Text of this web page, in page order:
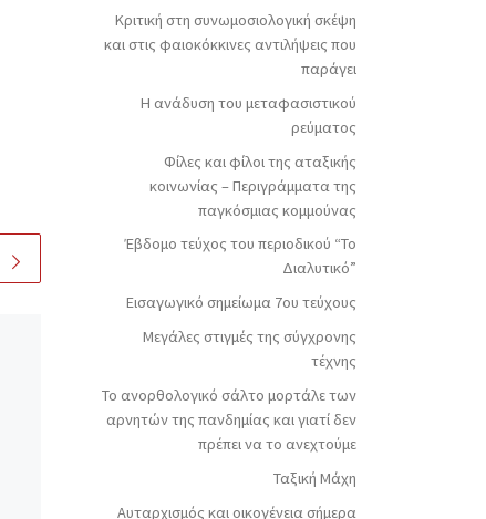
δημοσιευμένο
Δεκεμβρίου 2022
Έκτο τεύχος του
περιοδικού “Το
Διαλυτικό”
Ολόκληρο το περιοδικό σε
Κριτική στη συνωμοσιολογική σκέψη
και στις φαιοκόκκινες αντιλήψεις που
παράγει
Η ανάδυση του μεταφασιστικού
ρεύματος
Φίλες και φίλοι της αταξικής
κοινωνίας – Περιγράμματα της
παγκόσμιας κομμούνας
Έβδομο τεύχος του περιοδικού “Το
Διαλυτικό”
Εισαγωγικό σημείωμα 7ου τεύχους
Μεγάλες στιγμές της σύγχρονης
τέχνης
Το ανορθολογικό σάλτο μορτάλε των
αρνητών της πανδημίας και γιατί δεν
πρέπει να το ανεχτούμε
Ταξική Μάχη
Αυταρχισμός και οικογένεια σήμερα